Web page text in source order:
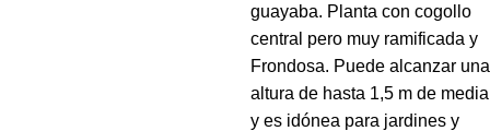
guayaba. Planta con cogollo
central pero muy ramificada y
Frondosa. Puede alcanzar una
altura de hasta 1,5 m de media
y es idónea para jardines y